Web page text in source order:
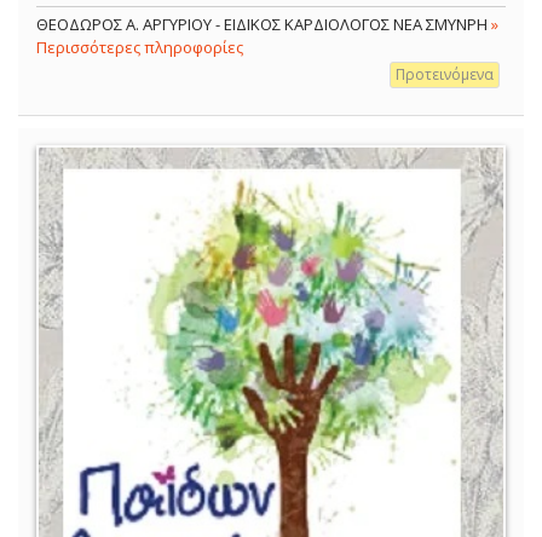
ΘΕΟΔΩΡΟΣ Α. ΑΡΓΥΡΙΟΥ - ΕΙΔΙΚΟΣ ΚΑΡΔΙΟΛΟΓΟΣ ΝΕΑ ΣΜΥΝΡΗ »
Περισσότερες πληροφορίες
Προτεινόμενα